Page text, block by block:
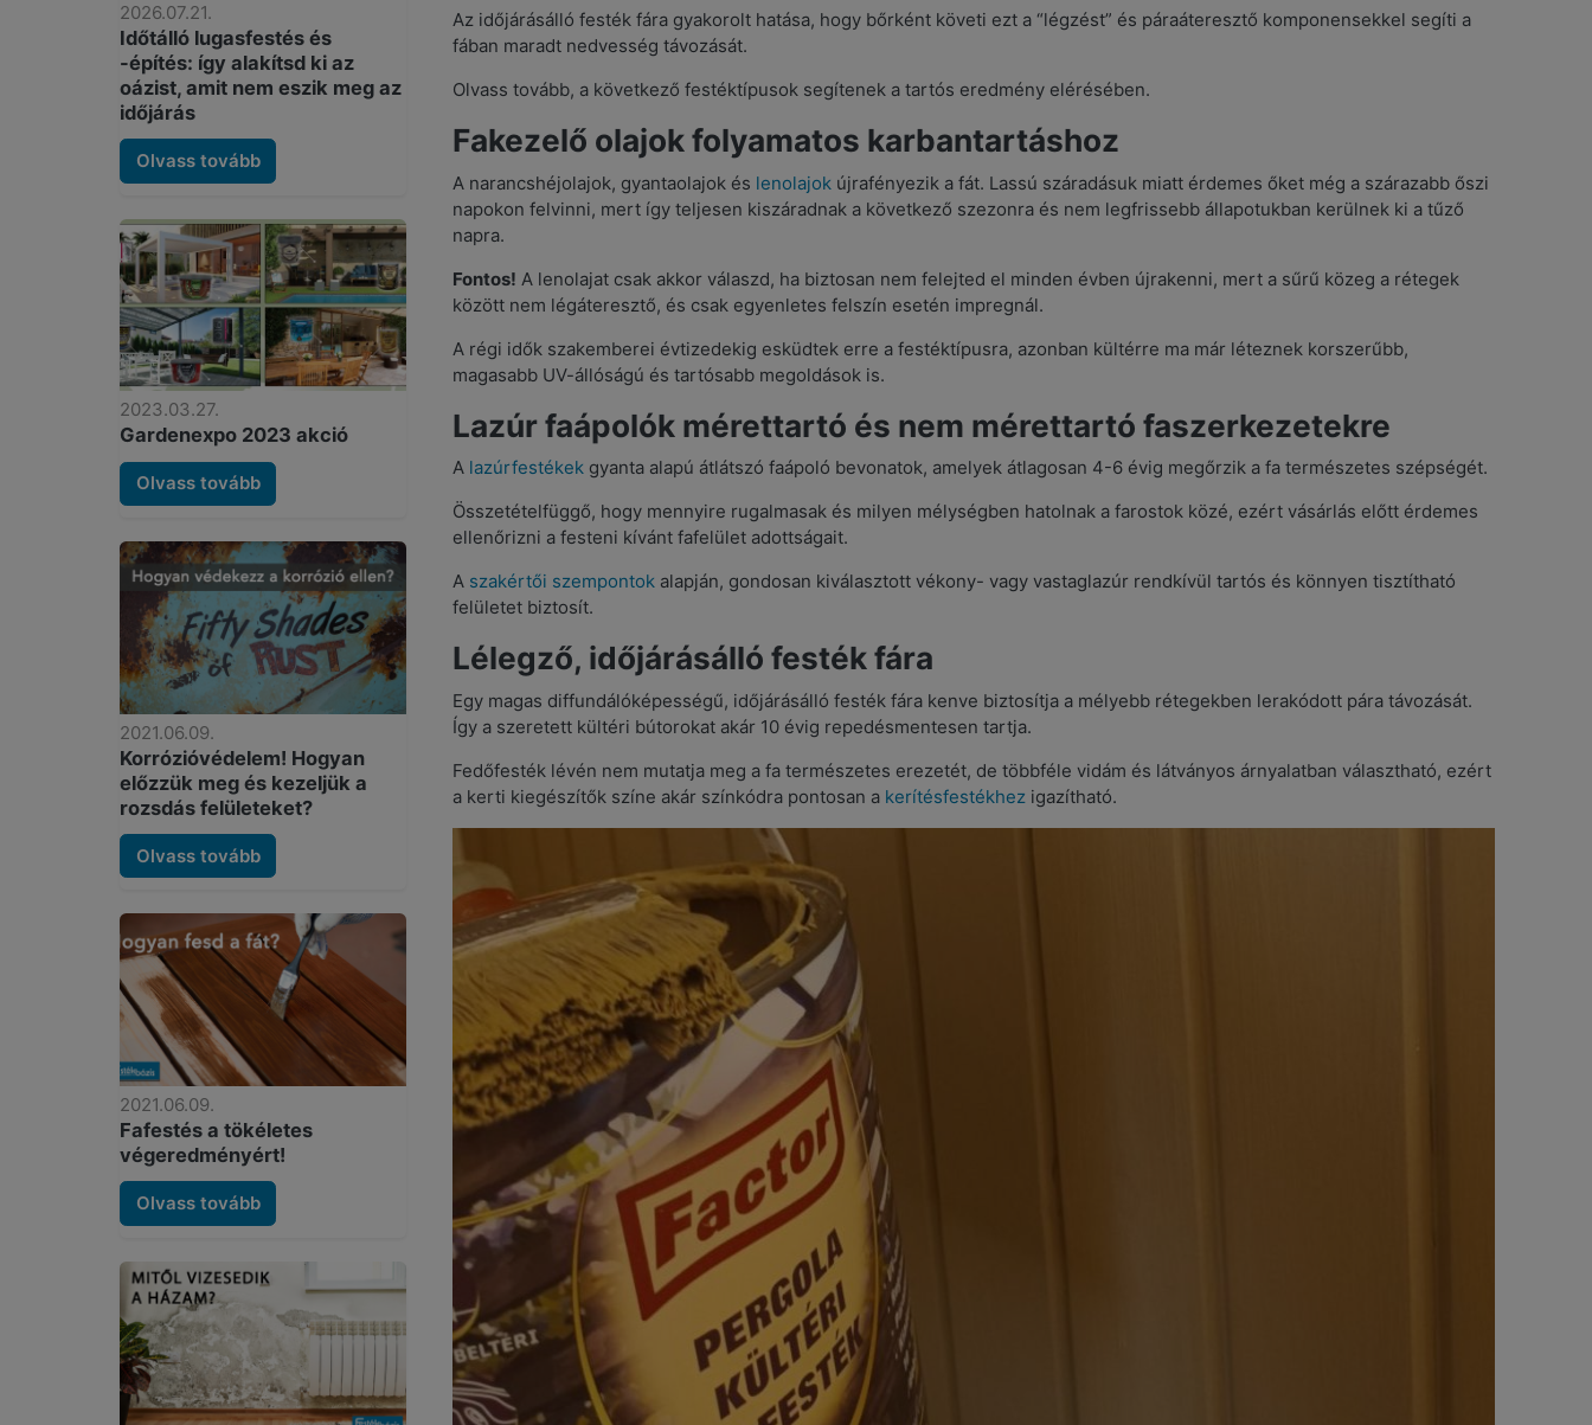
2026.07.21.
Időtálló lugasfestés és
-építés: így alakítsd ki az
oázist, amit nem eszik meg az
időjárás
Olvass tovább
2023.03.27.
Gardenexpo 2023 akció
Olvass tovább
2021.06.09.
Korrózióvédelem! Hogyan
előzzük meg és kezeljük a
rozsdás felületeket?
Olvass tovább
2021.06.09.
Fafestés a tökéletes
végeredményért!
Olvass tovább
Az időjárásálló festék fára gyakorolt hatása, hogy bőrként követi ezt a “légzést” és páraáteresztő komponensekkel segíti a
fában maradt nedvesség távozását.
Olvass tovább, a következő festéktípusok segítenek a tartós eredmény elérésében.
Fakezelő olajok folyamatos karbantartáshoz
A narancshéjolajok, gyantaolajok és lenolajok újrafényezik a fát. Lassú száradásuk miatt érdemes őket még a szárazabb őszi
napokon felvinni, mert így teljesen kiszáradnak a következő szezonra és nem legfrissebb állapotukban kerülnek ki a tűző
napra.
Fontos! A lenolajat csak akkor válaszd, ha biztosan nem felejted el minden évben újrakenni, mert a sűrű közeg a rétegek
között nem légáteresztő, és csak egyenletes felszín esetén impregnál.
A régi idők szakemberei évtizedekig esküdtek erre a festéktípusra, azonban kültérre ma már léteznek korszerűbb,
magasabb UV-állóságú és tartósabb megoldások is.
Lazúr faápolók mérettartó és nem mérettartó faszerkezetekre
A lazúrfestékek gyanta alapú átlátszó faápoló bevonatok, amelyek átlagosan 4-6 évig megőrzik a fa természetes szépségét.
Összetételfüggő, hogy mennyire rugalmasak és milyen mélységben hatolnak a farostok közé, ezért vásárlás előtt érdemes
ellenőrizni a festeni kívánt fafelület adottságait.
A szakértői szempontok alapján, gondosan kiválasztott vékony- vagy vastaglazúr rendkívül tartós és könnyen tisztítható
felületet biztosít.
Lélegző, időjárásálló festék fára
Egy magas diffundálóképességű, időjárásálló festék fára kenve biztosítja a mélyebb rétegekben lerakódott pára távozását.
Így a szeretett kültéri bútorokat akár 10 évig repedésmentesen tartja.
Fedőfesték lévén nem mutatja meg a fa természetes erezetét, de többféle vidám és látványos árnyalatban választható, ezért
a kerti kiegészítők színe akár színkódra pontosan a kerítésfestékhez igazítható.